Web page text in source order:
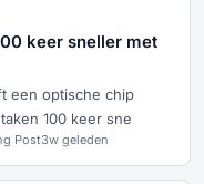
keer sneller met
een optische chip
100 keer sne
Post3w geleden